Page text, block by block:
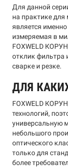
Для данной
на практике
является
измеряемая в
FOXWELD
отклик фильтра
сварке и резке.
ДЛЯ
FOXWELD
технологий,
универсальную
небольшого
оптического
только для
более